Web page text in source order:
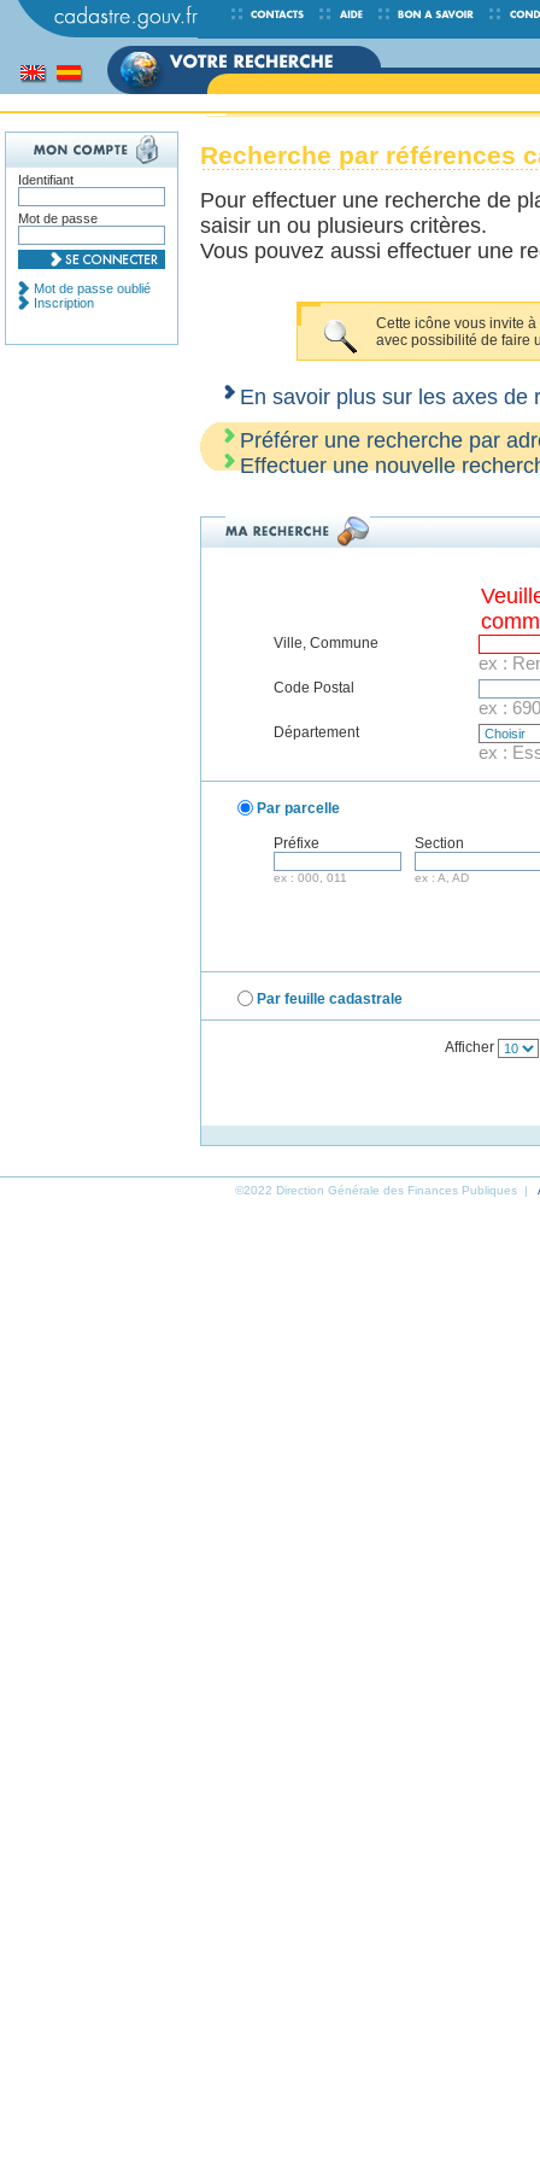
Recherche par références
Pour effectuer une recherche de
saisir un ou plusieurs critères.
Vous pouvez aussi effectuer une
Cette icône vous invite
avec possibilité de faire
En savoir plus sur les axes de
Préférer une recherche par
Effectuer une nouvelle
Veuillez saisir une ville, une
Ville, Commune
ex :
Code Postal
ex :
Département
ex :
Par parcelle
Préfixe
ex : 000, 011
Section
ex : A, AD
Par feuille cadastrale
Afficher
Identifiant
Mot de passe
Mot de passe oublié
Inscription
©2022 Direction Générale des Finances Publiques |